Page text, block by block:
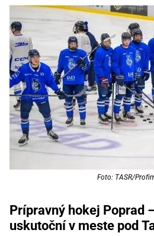
Foto: TASR/
Prípravný hokej Poprad
uskutoční v meste pod